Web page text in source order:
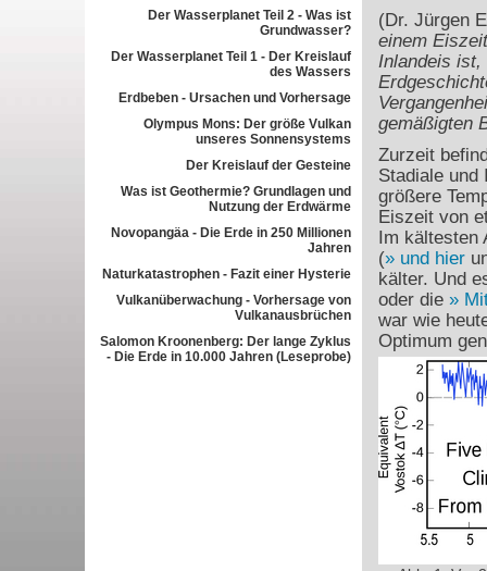
Der Wasserplanet Teil 2 - Was ist
Grundwasser?
Der Wasserplanet Teil 1 - Der Kreislauf
des Wassers
Erdbeben - Ursachen und Vorhersage
Olympus Mons: Der größe Vulkan
unseres Sonnensystems
Der Kreislauf der Gesteine
Was ist Geothermie? Grundlagen und
Nutzung der Erdwärme
Novopangäa - Die Erde in 250 Millionen
Jahren
Naturkatastrophen - Fazit einer Hysterie
Vulkanüberwachung - Vorhersage von
Vulkanausbrüchen
Salomon Kroonenberg: Der lange Zyklus
- Die Erde in 10.000 Jahren (Leseprobe)
(Dr. Jürgen
einem
Inlandeis ist,
gemäßigten
Zurzeit
Stadiale und
größere
Eiszeit von
Im kältesten
(
und hier
kälter. Und
oder die
war wie
Optimum